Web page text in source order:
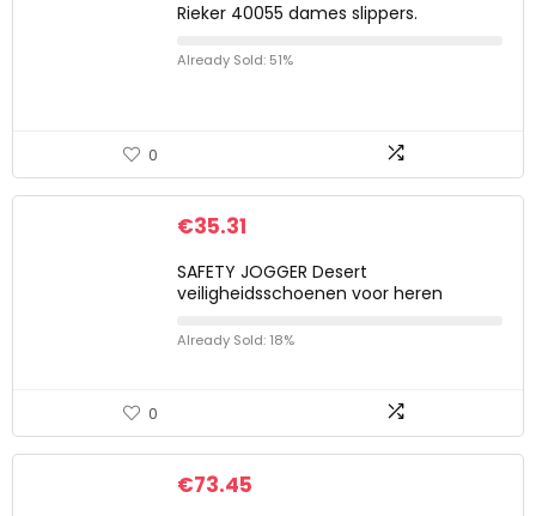
Rieker 40055 dames slippers.
Already Sold: 51%
0
€35.31
SAFETY JOGGER Desert
veiligheidsschoenen voor heren
Already Sold: 18%
0
€73.45